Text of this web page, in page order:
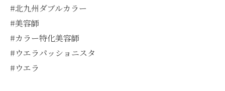
#北九州ダブルカラー
#美容師
#カラー特化美容師
#ウエラパッショニスタ
#ウエラ